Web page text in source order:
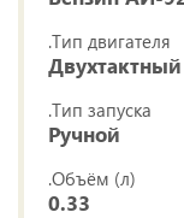
.Тип двигателя
Двухтактный
.Тип запуска
Ручной
.Объём (л)
0.33